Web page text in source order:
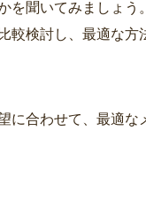
を聞いてみましょう
較検討し、最適な方
に合わせて、最適な